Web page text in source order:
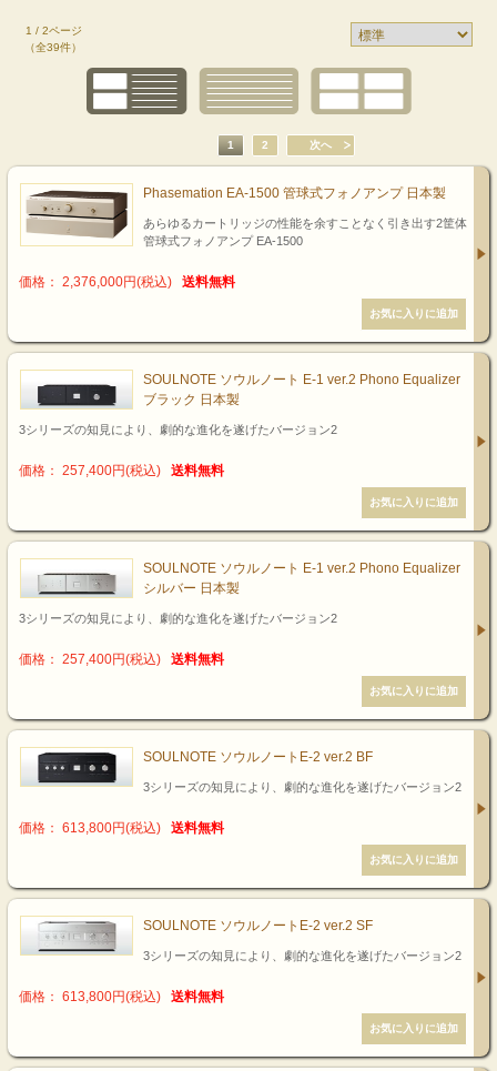
1 / 2ページ
（全39件）
1 2 次へ
Phasemation EA-1500 管球式フォノアンプ 日本製
あらゆるカートリッジの性能を余すことなく引き出す2筐体
管球式フォノアンプ EA-1500
価格： 2,376,000円(税込) 送料無料
SOULNOTE ソウルノート E-1 ver.2 Phono Equalizer
ブラック 日本製
3シリーズの知見により、劇的な進化を遂げたバージョン2
価格： 257,400円(税込) 送料無料
SOULNOTE ソウルノート E-1 ver.2 Phono Equalizer
シルバー 日本製
3シリーズの知見により、劇的な進化を遂げたバージョン2
価格： 257,400円(税込) 送料無料
SOULNOTE ソウルノートE-2 ver.2 BF
3シリーズの知見により、劇的な進化を遂げたバージョン2
価格： 613,800円(税込) 送料無料
SOULNOTE ソウルノートE-2 ver.2 SF
3シリーズの知見により、劇的な進化を遂げたバージョン2
価格： 613,800円(税込) 送料無料